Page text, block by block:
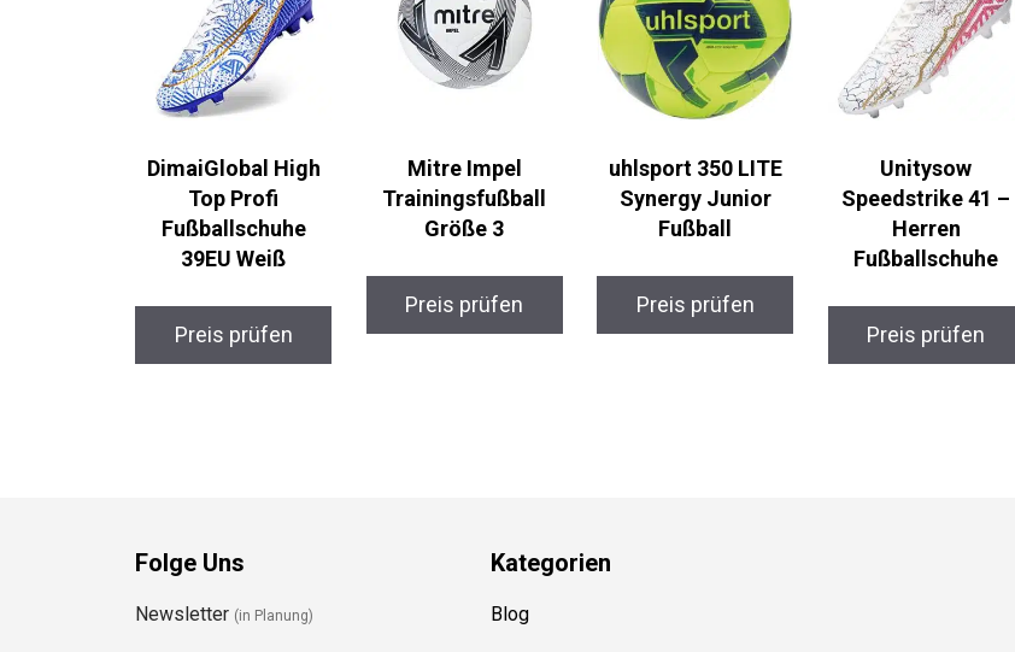
DimaiGlobal High
Top Profi
Fußballschuhe
39EU Weiß
Preis prüfen
Mitre Impel
Trainingsfußball
Größe 3
Preis prüfen
uhlsport 350 LITE
Synergy Junior
Fußball
Preis prüfen
Unitysow
Speedstrike 41 –
Herren
Fußballschuhe
Preis prüfen
Folge Uns
Newsletter(in Planung)
Kategorien
Blog